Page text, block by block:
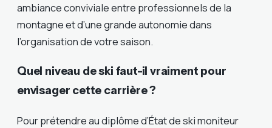
ambiance conviviale entre professionnels de la
montagne et d’une grande autonomie dans
l’organisation de votre saison.
Quel niveau de ski faut-il vraiment pour
envisager cette carrière ?
Pour prétendre au diplôme d’État de ski moniteur